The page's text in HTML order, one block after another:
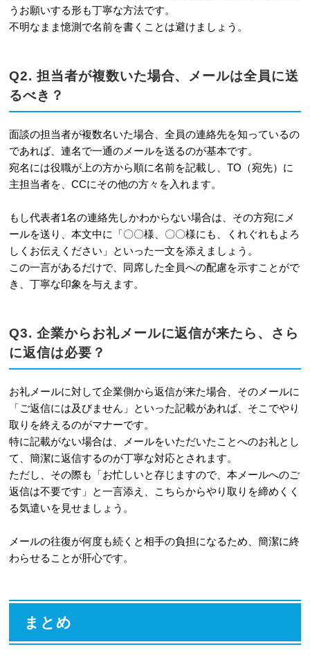
うお願いする形も丁寧な方法です。
不明なまま憶測で名前を書くことは避けましょう。
Q2. 担当者が複数いた場合、メールは全員に送
るべき？
面談の担当者が複数名いた場合、全員の連絡先を知っているの
であれば、連名で一通のメールを送るのが基本です。
宛名には役職が上の方から順に名前を記載し、TO（宛先）に
主担当者を、CCにその他の方々を入れます。
もし代表者1名の連絡先しかわからない場合は、その方宛にメ
ールを送り、本文中に「〇〇様、〇〇様にも、くれぐれもよろ
しくお伝えください」といった一文を添えましょう。
この一言があるだけで、同席した全員への配慮を示すことがで
き、丁寧な印象を与えます。
Q3. 企業からお礼メールに返信が来たら、さら
に返信は必要？
お礼メールに対して企業側から返信が来た場合、そのメールに
「ご返信には及びません」といった記載があれば、そこでやり
取りを終えるのがマナーです。
特に記載がない場合は、メールをいただいたことへのお礼とし
て、簡潔に返信するのが丁寧な対応とされます。
ただし、その際も「お忙しいと存じますので、本メールへのご
返信は不要です」と一言添え、こちらからやり取りを締めくく
る気遣いを見せましょう。
メールの往復が何度も続くと相手の負担になるため、簡潔に終
わらせることが肝心です。
まとめ